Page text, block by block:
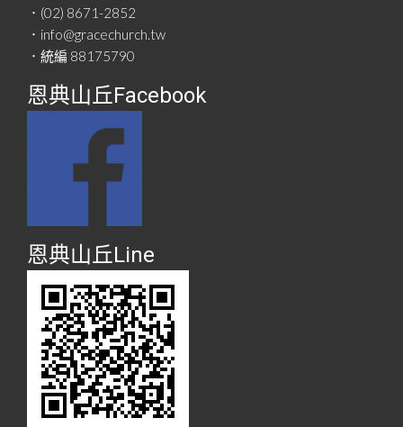
．(02) 8671-2852
．info@gracechurch.tw
．統編 88175790
恩典山丘Facebook
恩典山丘Line